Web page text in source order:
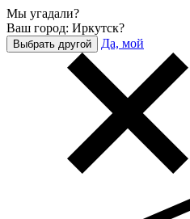
Мы угадали?
Ваш город: Иркутск?
Выбрать другой Да, мой